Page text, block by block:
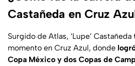
Castañeda en Cruz
Surgido de Atlas, ‘Lupe’
momento en Cruz Azul, donde
Copa México y dos Copas de